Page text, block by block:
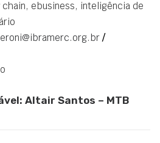
chain, ebusiness, inteligência de
/
Altair Santos – MTB